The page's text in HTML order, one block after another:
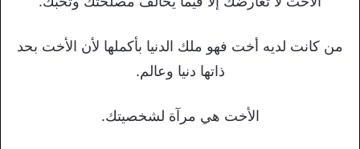
من كانت لديه أخت فهو ملك الدنيا بأكملها لأن الأخت بحد
ذاتها دنيا وعالم.
الأخت هي مرآة لشخصيتك.